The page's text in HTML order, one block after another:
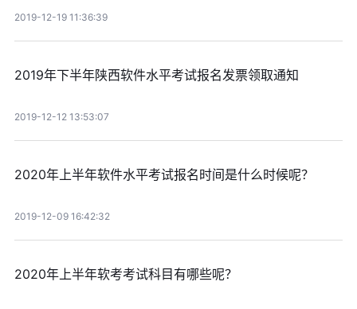
2019-12-19 11:36:39
2019年下半年陕西软件水平考试报名发票领取通知
2019-12-12 13:53:07
2020年上半年软件水平考试报名时间是什么时候呢？
2019-12-09 16:42:32
2020年上半年软考考试科目有哪些呢？